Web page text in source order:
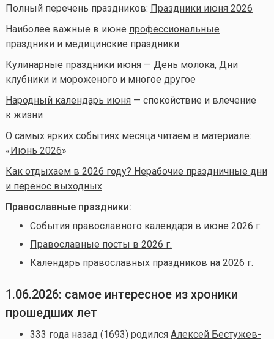
Полный перечень праздников: Праздники июня 2026
Наиболее важные в июне профессиональные
праздникии медицинские праздники
Кулинарные праздники июня— День молока, Дни
клубники и мороженого и многое другое
Народный календарь июня— спокойствие и влечение
к жизни
О самых ярких событиях месяца читаем в материале:
«Июнь 2026»
Как отдыхаем в 2026 году? Нерабочие праздничные дни
и перенос выходных
Православные праздники:
События православного календаря в июне 2026 г.
Православные посты в 2026 г.
Календарь православных праздников на 2026 г.
1.06.2026: самое интересное из хроники
прошедших лет
333 года назад (1693) родился Алексей Бестужев-